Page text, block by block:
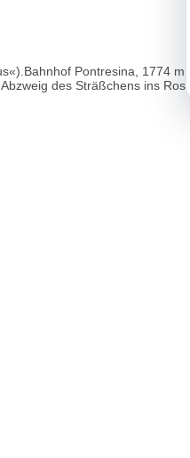
Pontresina, 1774
des Sträßchens ins